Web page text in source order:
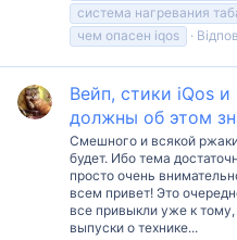
система нагревания
чем опасен iqos
Вейп, стики iQos и
должны об этом
Смешного и всякой
будет. Ибо тема
просто очень
всем привет! Это
все привыкли уже к тому,
выпуски о технике...